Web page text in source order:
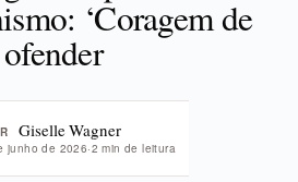
‘Coragem de
ofender
Giselle Wagner
junho de 2026·2 min de leitura